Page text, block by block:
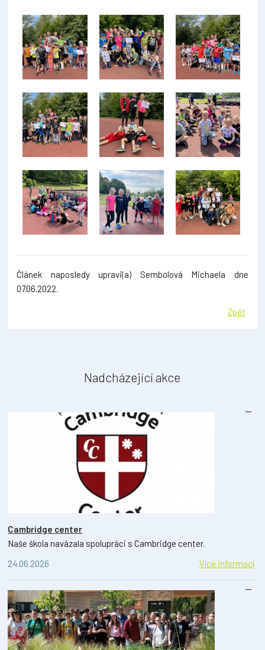
Článek naposledy upravi(a) Sembolová Michaela dne
07.06.2022.
Zpět
Nadcházející akce
Cambridge center
Naše škola navázala spolupráci s Cambridge center.
24.06.2026
Více informací